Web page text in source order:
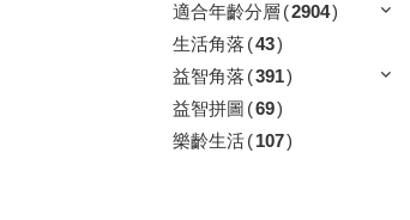
適合年齡分層 (2904)
生活角落 (43)
益智角落 (391)
益智拼圖 (69)
樂齡生活(107)